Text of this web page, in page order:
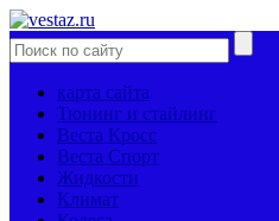
карта сайта
Тюнинг и стайлинг
Веста Кросс
Веста Спорт
Жидкости
Климат